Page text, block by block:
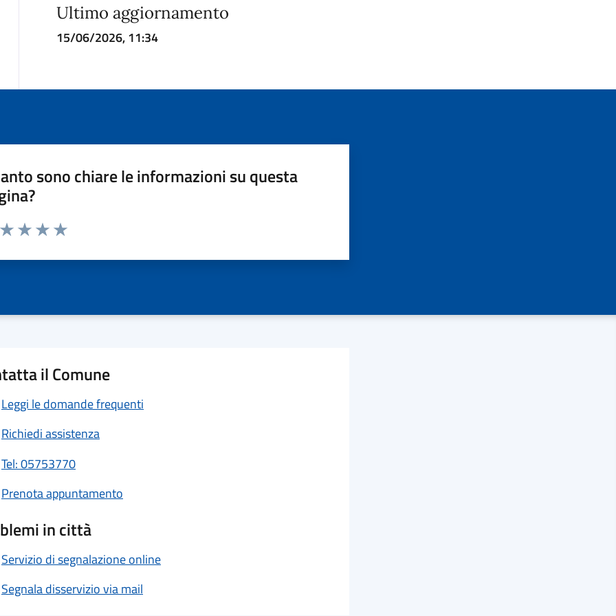
Ultimo aggiornamento
15/06/2026, 11:34
sono chiare le informazioni su questa
da 1 a 5 stelle la pagina
il Comune
Leggi le domande frequenti
Richiedi assistenza
Tel: 05753770
Prenota appuntamento
in città
Servizio di segnalazione online
Segnala disservizio via mail